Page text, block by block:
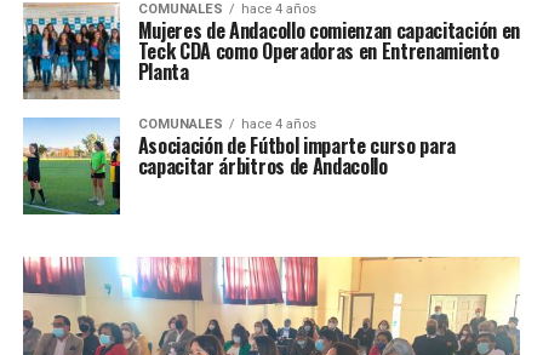
COMUNALES hace 4 años
Mujeres de Andacollo comienzan capacitación en
Teck CDA como Operadoras en Entrenamiento
Planta
COMUNALES hace 4 años
Asociación de Fútbol imparte curso para
capacitar árbitros de Andacollo